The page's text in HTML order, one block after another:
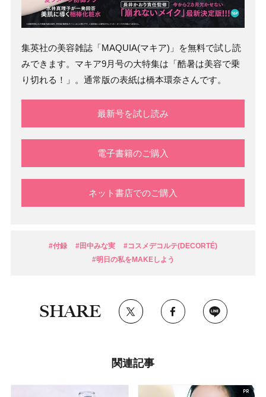
集英社の美容雑誌「MAQUIA(マキア)」を無料で試し読
みできます。マキア9月号の大特集は「酷暑は美容で乗
り切れる！」。通常版の表紙は橋本環奈さんです。
最新号を試し読み
電子書籍のご購入
ネット書店でのご購入
#付録 #田中みな実
#コスメデコルテ(DECORTÉ)
#明日の私をMAKEしよう
SHARE
関連記事